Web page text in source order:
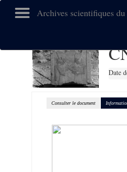
Archives scientifiques
Date
Consulter le document